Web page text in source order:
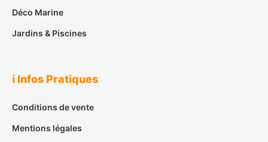
Déco Marine
Jardins & Piscines
ℹ️ Infos Pratiques
Conditions de vente
Mentions légales